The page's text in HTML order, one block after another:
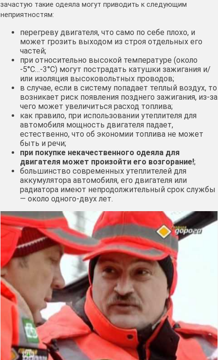
зачастую такие одеяла могут приводить к следующим
неприятностям:
перегреву двигателя, что само по себе плохо, и
может грозить выходом из строя отдельных его
частей;
при относительно высокой температуре (около
-5°С…-3°С) могут пострадать катушки зажигания и/
или изоляция высоковольтных проводов;
в случае, если в систему попадает теплый воздух, то
возникает риск появления позднего зажигания, из-за
чего может увеличиться расход топлива;
как правило, при использовании утеплителя для
автомобиля мощность двигателя падает,
естественно, что об экономии топлива не может
быть и речи;
при покупке некачественного одеяла для
двигателя может произойти его возгорание!;
большинство современных утеплителей для
аккумулятора автомобиля, его двигателя или
радиатора имеют непродолжительный срок службы
— около одного-двух лет.